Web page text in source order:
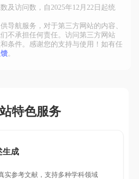
及访问数，自2025年12月22日起统
导航服务，对于第三方网站的内容、
不承担任何责任。访问第三方网站
条件。感谢您的支持与使用！如有任
。
特色服务
生成
实参考文献，支持多种学科领域